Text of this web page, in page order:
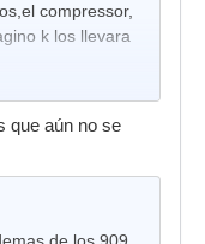
compressor,
k los llevara
que aún no se